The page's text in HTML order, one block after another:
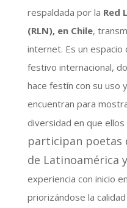
respaldada por la Red
(RLN), en Chile,
internet. Es un
festivo internacional,
hace festín con su uso y
encuentran para
diversidad en que ellos
participan poetas
de Latinoamérica
experiencia con inicio
priorizándose la